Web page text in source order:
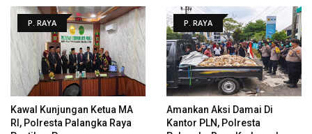
P. RAYA
Kawal Kunjungan Ketua MA
RI, Polresta Palangka Raya
P. RAYA
Amankan Aksi Damai Di
Kantor PLN, Polresta